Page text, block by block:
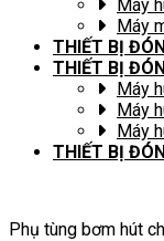
Máy
Máy
THIẾT BỊ
THIẾT BỊ
Máy
Máy
Máy
THIẾT BỊ
Phụ tùng bơm hút